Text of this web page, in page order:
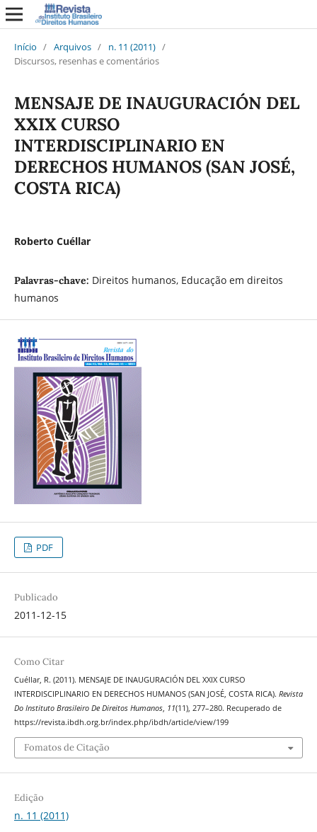
Início / Arquivos / n. 11 (2011) /
Discursos, resenhas e comentários
MENSAJE DE INAUGURACIÓN DEL
XXIX CURSO
INTERDISCIPLINARIO EN
DERECHOS HUMANOS (SAN JOSÉ,
COSTA RICA)
Roberto Cuéllar
Palavras-chave: Direitos humanos, Educação em direitos
humanos
PDF
Publicado
2011-12-15
Como Citar
Cuéllar, R. (2011). MENSAJE DE INAUGURACIÓN DEL XXIX CURSO
INTERDISCIPLINARIO EN DERECHOS HUMANOS (SAN JOSÉ, COSTA RICA). Revista
Do Instituto Brasileiro De Direitos Humanos, 11(11), 277–280. Recuperado de
https://revista.ibdh.org.br/index.php/ibdh/article/view/199
Fomatos de Citação
Edição
n. 11 (2011)